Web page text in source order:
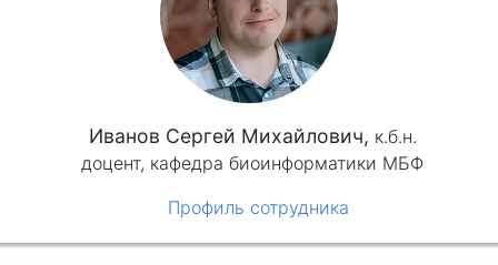
Иванов Сергей Михайлович, к.б.н.
доцент, кафедра биоинформатики МБФ
Профиль сотрудника